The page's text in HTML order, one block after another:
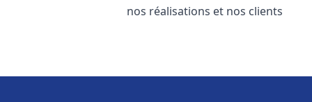
nos réalisations et nos clients